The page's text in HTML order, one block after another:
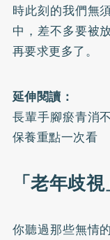
時此刻的我們無
中，差不多要被
再要求更多了。
延伸閱讀：
長輩手腳瘀青消
保養重點一次看
「老年歧
你聽過那些無情